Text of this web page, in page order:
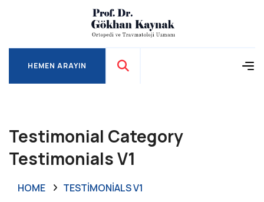
HEMEN ARAYIN
Testimonial Category
Testimonials V1
HOME TESTIMONIALS V1